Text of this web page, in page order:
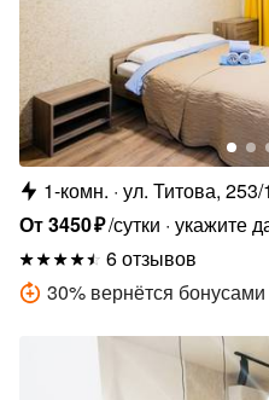
1-комн. ул. Титова, 253/1
От3450₽/сутки укажите
6 отзывов
30% вернётся бонусами